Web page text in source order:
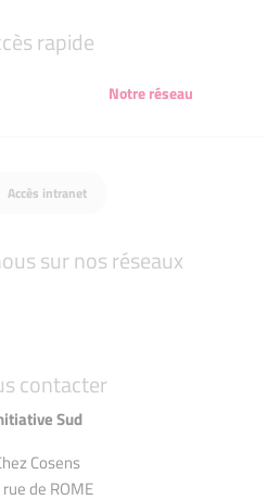
contacter
Sud
Cosens
de ROME
rapide
Notre réseau
Accès intranet
sur nos réseaux